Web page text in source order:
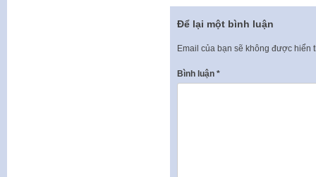
Để lại một bình luận
Email của bạn sẽ không được hiển
Bình luận *